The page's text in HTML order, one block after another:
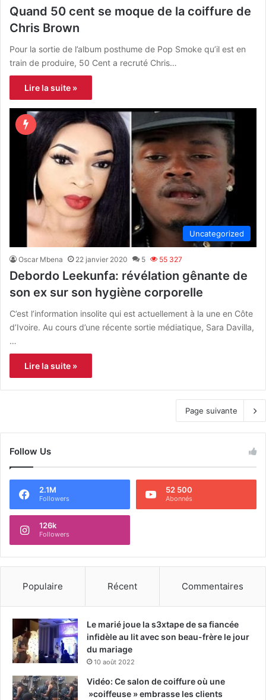
Quand 50 cent se moque de la coiffure de
Chris Brown
Pour la sortie de l’album posthume de Pop Smoke qu’il est en
train de produire, 50 Cent a recruté Chris…
Lire la suite »
Uncategorized
Oscar Mbena 22 janvier 2020 5 55 327
Debordo Leekunfa: révélation gênante de
son ex sur son hygiène corporelle
C’est l’information insolite qui est actuellement à la une en Côte
d’Ivoire. Au cours d’une récente sortie médiatique, Sara Davilla,
…
Lire la suite »
Page suivante
Follow Us
2.1M
Followers
52 500
Abonnés
126k
Followers
Populaire Récent Commentaires
Le marié joue la s3xtape de sa fiancée
infidèle au lit avec son beau-frère le jour
du mariage
10 août 2022
Vidéo: Ce salon de coiffure où une
»coiffeuse » embrasse les clients